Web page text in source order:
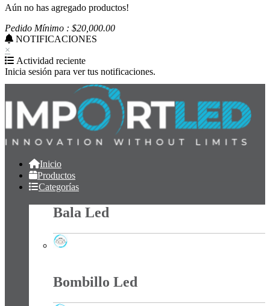
Aún no has agregado productos!
Pedido Mínimo : $20,000.00
NOTIFICACIONES
×
Actividad reciente
Inicia sesión para ver tus notificaciones.
Inicio
Productos
Categorías
Bala Led
Bombillo Led